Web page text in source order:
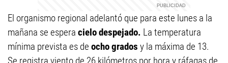
El organismo regional adelantó que para este lunes a la
mañana se espera cielo despejado. La temperatura
mínima prevista es de ocho grados y la máxima de 13.